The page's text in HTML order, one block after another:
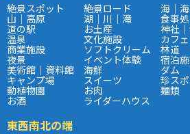
絶景スポット 絶景ロード 海｜
山｜高原 湖｜川｜滝 食事処
道の駅 お土産 神社
温泉 文化施設 カフ
商業施設 ソフトクリーム 林道
夜景 イベント体験 宿泊
美術館｜資料館 海鮮 ダム
キャンプ場 スイーツ 珍ス
動植物園 お肉 麺類
お酒 ライダーハウス
東西南北の端